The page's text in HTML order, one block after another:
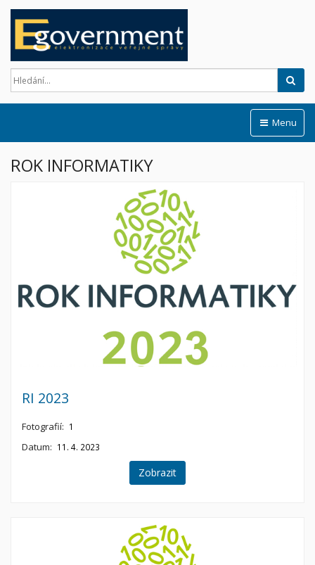
Menu
ROK INFORMATIKY
RI 2023
Fotografií: 1
Datum: 11. 4. 2023
Zobrazit